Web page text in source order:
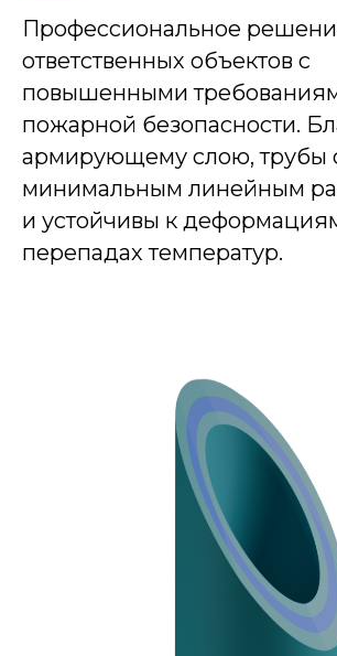
Профессиональное
ответственных объектов с
повышенными
пожарной безопасности.
армирующему слою, трубы
минимальным линейным
и устойчивы к
перепадах температур.